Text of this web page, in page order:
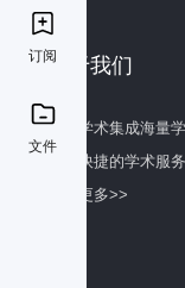
订阅
文件
关于我们
百度学术集成海量
全面快捷的学术服
了解更多>>